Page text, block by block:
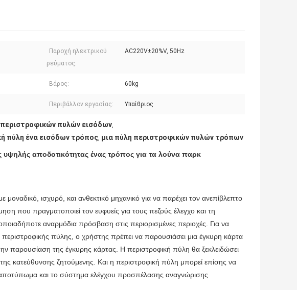
Παροχή ηλεκτρικού
ρεύματος:
AC220V±20%V, 50Hz
Βάρος: 60kg
Περιβάλλον εργασίας: Υπαίθριος
πυλών εισόδων,
πύλη ένα εισόδων τρόπος, μια πύλη περιστροφικών πυλών τρόπων
αποδοτικότητας ένας τρόπος για τα λούνα παρκ
ισχυρό, και ανθεκτικό μηχανικό για να παρέχει τον ανεπίβλεπτο
που πραγματοποιεί τον ευφυείς για τους πεζούς έλεγχο και τη
αναρμόδια πρόσβαση στις περιορισμένες περιοχές. Για να
πύλης, ο χρήστης πρέπει να παρουσιάσει μια έγκυρη κάρτα
παρουσίαση της έγκυρης κάρτας. Η περιστροφική πύλη θα ξεκλειδώσει
κατεύθυνσης ζητούμενης. Και η περιστροφική πύλη μπορεί επίσης να
και το σύστημα ελέγχου προσπέλασης αναγνώρισης